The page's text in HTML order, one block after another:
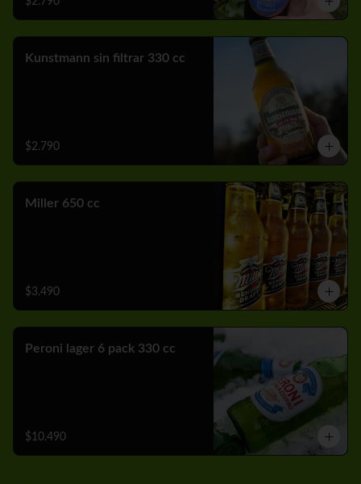
Kunstmann sin filtrar 330 cc
$2.790
Miller 650 cc
$3.490
Peroni lager 6 pack 330 cc
$10.490